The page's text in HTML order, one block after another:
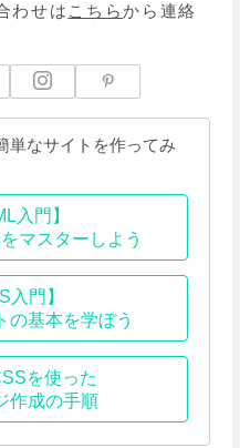
わせは こちらから連絡
単なサイトを作ってみ
入門】
マスターしよう
入門】
の基本を学ぼう
を使った
作成の手順